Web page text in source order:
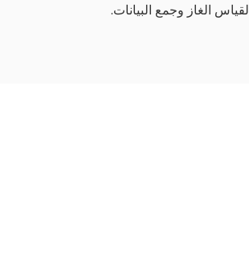
لقياس الغاز وجمع البيانات.